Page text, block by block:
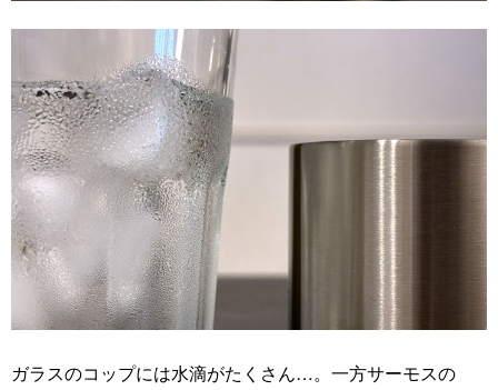
ガラスのコップには水滴がたくさん…。一方サーモスの